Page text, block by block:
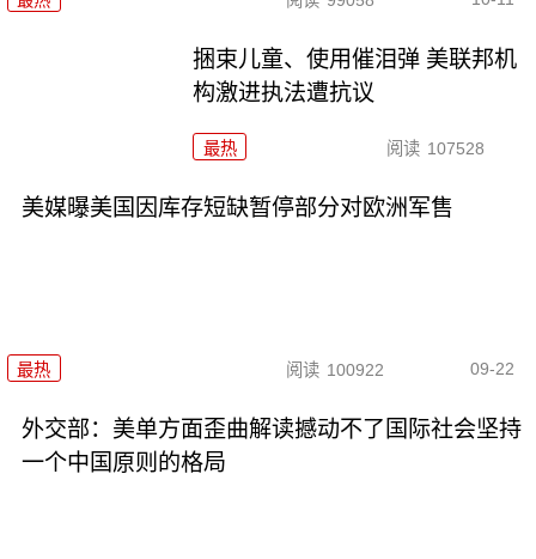
捆束儿童、使用催泪弹 美联邦机
构激进执法遭抗议
最热 阅读 107528
美媒曝美国因库存短缺暂停部分对欧洲军售
最热 阅读 100922 09-22
外交部：美单方面歪曲解读撼动不了国际社会坚持
一个中国原则的格局